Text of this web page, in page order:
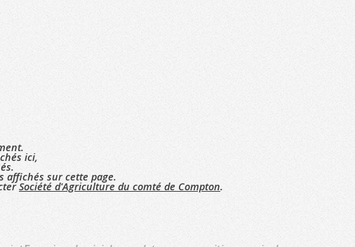
ici,
affichés sur cette page.
Société d'Agriculture du comté de Compton.